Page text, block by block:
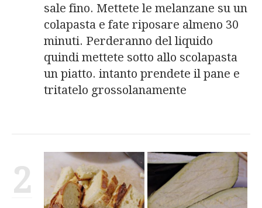
sale fino. Mettete le melanzane su un
colapasta e fate riposare almeno 30
minuti. Perderanno del liquido
quindi mettete sotto allo scolapasta
un piatto. intanto prendete il pane e
tritatelo grossolanamente
2